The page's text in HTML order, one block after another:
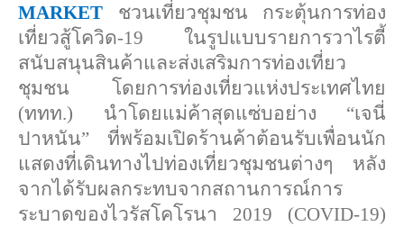
MARKET
ชวนเที่ยวชุมชน กระตุ้นการท่อง
เที่ยวสู้โควิด-19 ในรูปแบบรายการวาไรตี้
สนับสนุนสินค้าและส่งเสริมการท่องเที่ยว
ชุมชน โดยการท่องเที่ยวแห่งประเทศไทย
(ททท.) นำโดยแม่ค้าสุดแซ่บอย่าง “เจนี่
ปาหนัน” ที่พร้อมเปิดร้านค้าต้อนรับเพื่อนนัก
แสดงที่เดินทางไปท่องเที่ยวชุมชนต่างๆ หลัง
จากได้รับผลกระทบจากสถานการณ์การ
ระบาดของไวรัสโคโรนา 2019 (COVID-19)